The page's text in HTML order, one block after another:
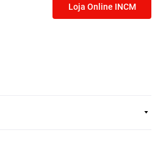
Loja Online INCM